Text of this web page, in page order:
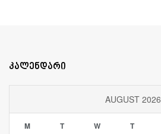
კალენდარი
AUGUST 2026
M T W T